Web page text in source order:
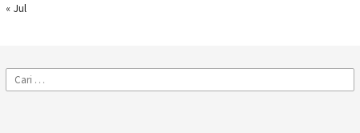
« Jul
Cari
untuk: